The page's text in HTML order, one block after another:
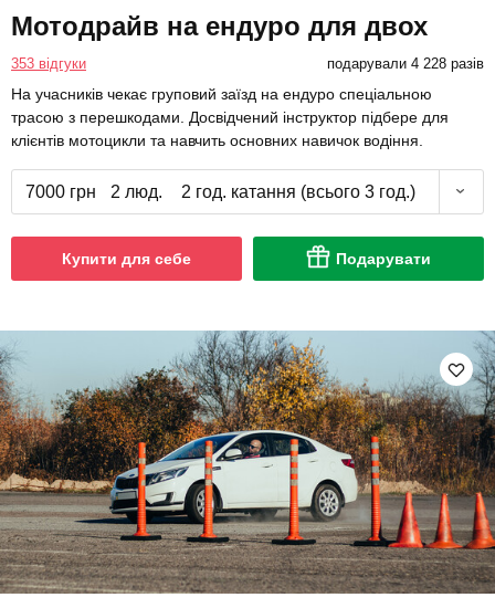
Мотодрайв на ендуро для двох
353 відгуки подарували 4 228 разів
На учасників чекає груповий заїзд на ендуро спеціальною
трасою з перешкодами. Досвідчений інструктор підбере для
клієнтів мотоцикли та навчить основних навичок водіння.
7000 грн 2 люд. 2 год. катання (всього 3 год.)
Купити для себе Подарувати